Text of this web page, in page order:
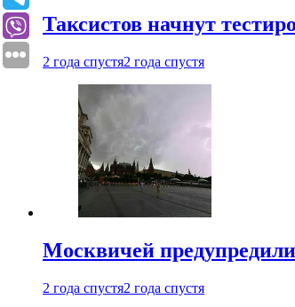
Таксистов начнут
2 года спустя2 года спустя
Москвичей
2 года спустя2 года спустя